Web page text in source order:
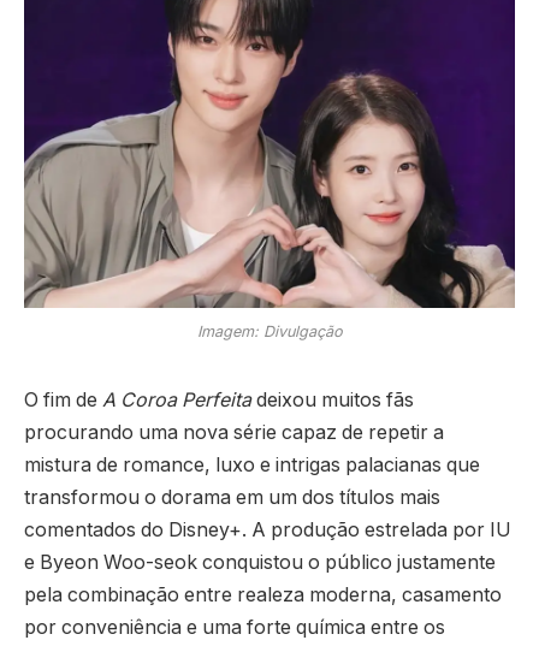
Imagem: Divulgação
O fim de A Coroa Perfeitadeixou muitos fãs
procurando uma nova série capaz de repetir a
mistura de romance, luxo e intrigas palacianas que
transformou o dorama em um dos títulos mais
comentados do Disney+. A produção estrelada por IU
e Byeon Woo-seok conquistou o público justamente
pela combinação entre realeza moderna, casamento
por conveniência e uma forte química entre os